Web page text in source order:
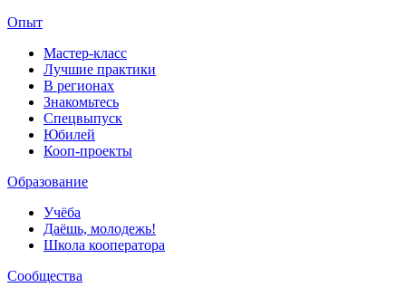
Опыт
Мастер-класс
Лучшие практики
В регионах
Знакомьтесь
Спецвыпуск
Юбилей
Кооп-проекты
Образование
Учёба
Даёшь, молодежь!
Школа кооператора
Сообщества